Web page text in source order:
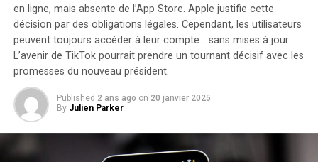
Moulinex Easy Fry Max : cuisinez
sainement pour toute la famille
Le moulinex Easy Fry Max fonctionne comme un four à
air chaud permettant la préparation de plats savoureux
tout en utilisant peu ou pas du tout d’huile. En plus des
frites croustillantes qu’il réalise parfaitement, cet
appareil se révèle très polyvalent et peut cuisiner une
multitude d’autres recettes.
en ligne, mais absente de l’App Store. Apple justifie cette
décision par des obligations légales. Cependant, les utilisateurs
peuvent toujours accéder à leur compte… sans mises à jour.
L’avenir de TikTok pourrait prendre un tournant décisif avec les
promesses du nouveau président.
Published 2 ans ago on 20 janvier 2025
By Julien Parker